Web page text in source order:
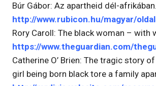
Búr Gábor: Az apartheid dél-afrikában.
http://www.rubicon.hu/magyar/
Rory Caroll: The black woman – with
https://www.theguardian.com/
Catherine O’ Brien: The tragic story
girl being born black tore a family